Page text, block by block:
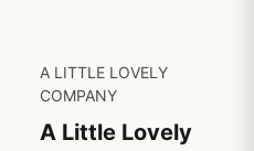
A LITTLE LOVELY
COMPANY
A Little Lovely